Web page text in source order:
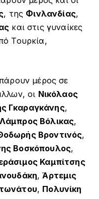
, της Φινλανδίας,
και στις γυναίκες
Τουρκία,
μέρος σε
οι Νικόλαος
Γκαραγκάνης,
Λάμπρος Βόλικας,
Βροντινός,
Βοσκόπουλος,
Καμπίτσης
,Άρτεμις
, Πολυνίκη